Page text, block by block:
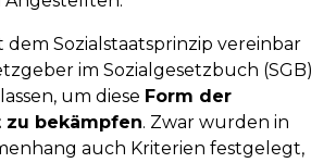
dem Sozialstaatsprinzip vereinbar
im Sozialgesetzbuch (SGB)
um diese Form der
zu bekämpfen. Zwar wurden in
auch Kriterien festgelegt,